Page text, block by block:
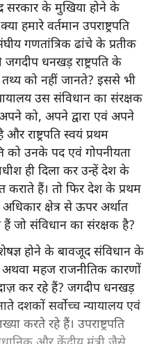
सरकार के मुखिया होने के
हमारे वर्तमान उपराष्ट्रपति
गणतांत्रिक ढांचे के प्रतीक
धनखड़ राष्ट्रपति के
को नहीं जानते? इससे भी
उस संविधान का संरक्षक
को, अपने द्वारा एवं अपने
राष्ट्रपति स्वयं प्रथम
को उनके पद एवं गोपनीयता
ही दिला कर उन्हें देश के
कराते हैं। तो फिर देश के प्रथम
क्षेत्र से ऊपर अर्थात
जो संविधान का संरक्षक है?
होने के बावजूद संविधान के
महज राजनीतिक कारणों
कर रहे हैं? जगदीप धनखड़
दशकों सर्वोच्च न्यायालय एवं
करते रहे हैं। उपराष्ट्रपति